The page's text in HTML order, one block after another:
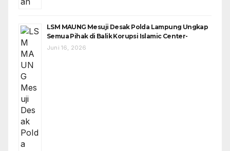
LSM MAUNG Mesuji Desak Polda Lampung Ungkap
Semua Pihak di Balik Korupsi Islamic Center-
Juni 16, 2026